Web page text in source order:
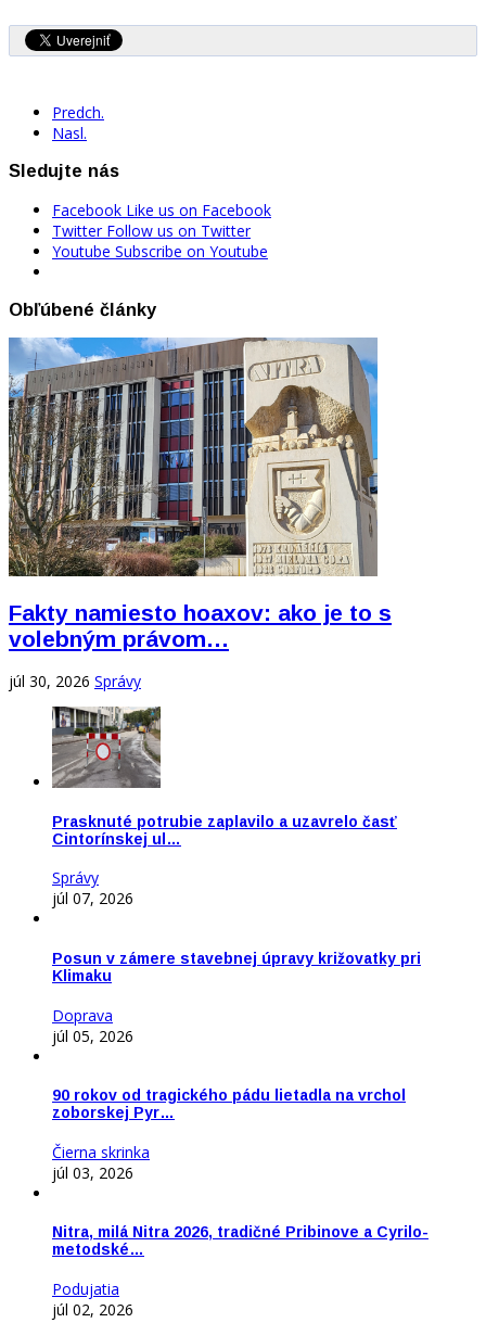
Predch.
Nasl.
Sledujte nás
Facebook Like us on Facebook
Twitter Follow us on Twitter
Youtube Subscribe on Youtube
Obľúbené články
Fakty namiesto hoaxov: ako je to s
volebným právom…
júl 30, 2026 Správy
Prasknuté potrubie zaplavilo a uzavrelo časť
Cintorínskej ul…
Správy
júl 07, 2026
Posun v zámere stavebnej úpravy križovatky pri
Klimaku
Doprava
júl 05, 2026
90 rokov od tragického pádu lietadla na vrchol
zoborskej Pyr…
Čierna skrinka
júl 03, 2026
Nitra, milá Nitra 2026, tradičné Pribinove a Cyrilo-
metodské…
Podujatia
júl 02, 2026